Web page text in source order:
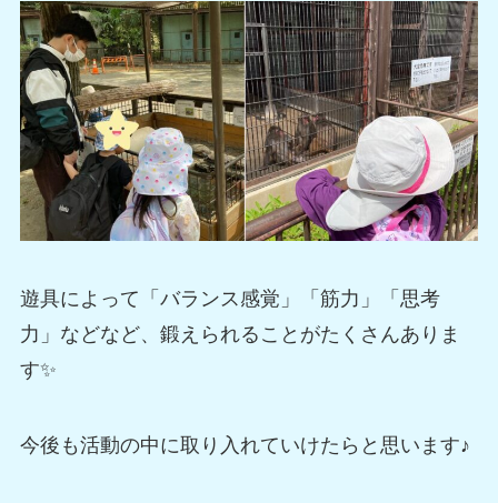
遊具によって「バランス感覚」「筋力」「思考
力」などなど、鍛えられることがたくさんありま
す✨
今後も活動の中に取り入れていけたらと思います♪